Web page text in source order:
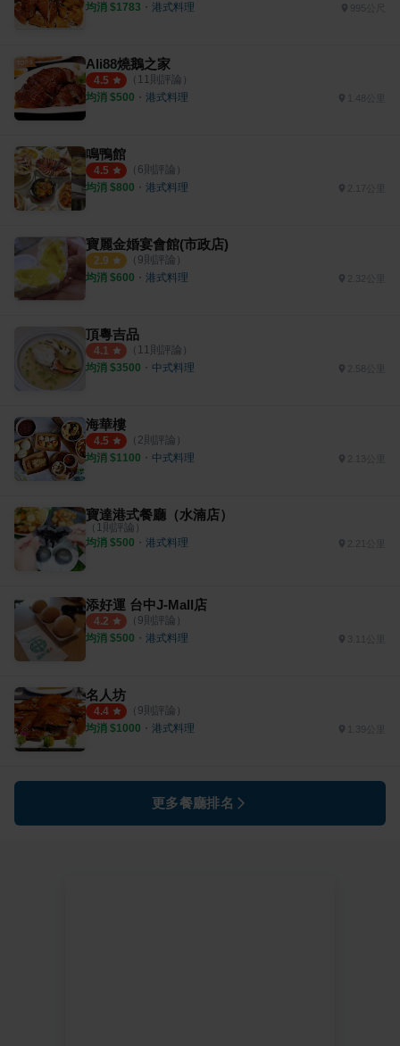
均消 $1783 ・ 港式料理 995公尺
Ali88燒鵝之家
4.5 （ 11則評論）
均消 $500 ・ 港式料理 1.48公里
鳴鴨館
4.5 （ 6則評論）
均消 $800 ・ 港式料理
寶麗金婚宴會館(市政店)
2.9 （ 9則評論）
均消 $600 ・ 港式料理
頂粵吉品
4.1 （ 11則評論）
均消 $3500 ・ 中式料理 2.58公里
海華樓
4.5 （ 2則評論）
均消 $1100 ・ 中式料理
寶達港式餐廳（水湳店）
（ 1則評論）
均消 $500 ・ 港式料理
添好運 台中J-Mall店
4.2 （ 9則評論）
均消 $500 ・ 港式料理
名人坊
4.4 （ 9則評論）
均消 $1000 ・ 港式料理
更多餐廳排名